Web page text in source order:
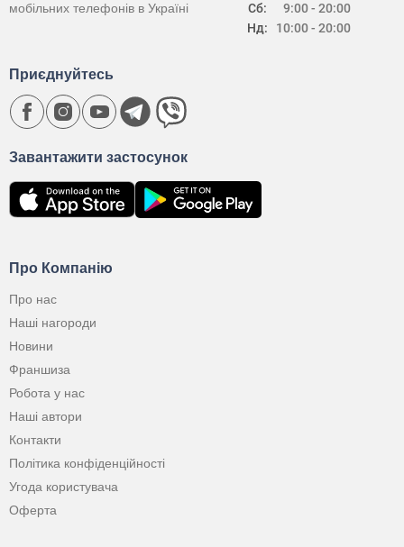
Сб:
Нд:
9:00 - 20:00
10:00 - 20:00
мобільних телефонів в Україні
Про Компанію
Про нас
Наші нагороди
Новини
Франшиза
Робота у нас
Наші автори
Контакти
Політика конфіденційності
Угода користувача
Оферта
Завантажити застосунок
Приєднуйтесь